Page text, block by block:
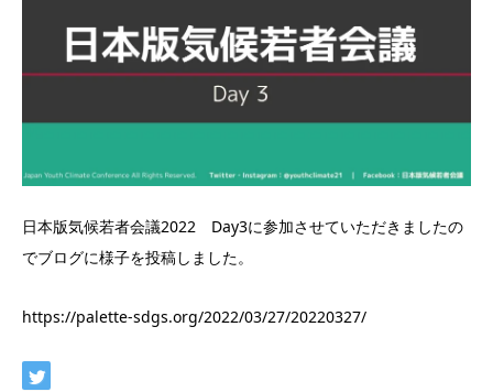
日本版気候若者会議2022 Day3に参加させていただきましたの
でブログに様子を投稿しました。
https://palette-sdgs.org/2022/03/27/20220327/